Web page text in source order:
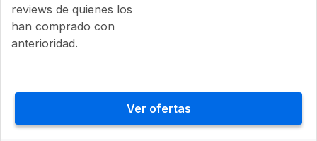
reviews de quienes los
han comprado con
anterioridad.
Ver ofertas